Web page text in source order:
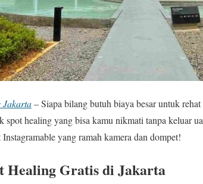
Jakarta– Siapa bilang butuh biaya besar untuk
spot healing yang bisa kamu nikmati tanpa keluar
yang ramah kamera dan dompet!
Healing Gratis di Jakarta